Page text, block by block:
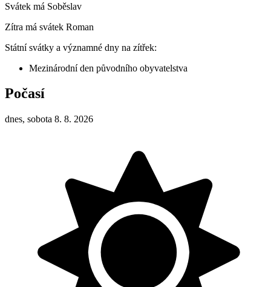
Svátek má Soběslav
Zítra má svátek Roman
Státní svátky a významné dny na zítřek:
Mezinárodní den původního obyvatelstva
Počasí
dnes, sobota 8. 8. 2026